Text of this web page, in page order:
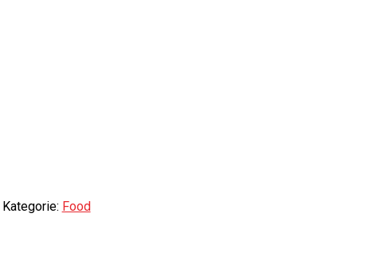
Kategorie: Food